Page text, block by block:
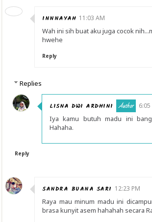
INNNAYAH 11:03 AM
Wah ini sih buat aku juga cocok
hwehe
Reply
Replies
LISNA DWI ARDHINI 6:05
Iya kamu butuh madu ini
Hahaha.
Reply
SANDRA BUANA SARI 12:23 PM
Raya mau minum madu ini
brasa kunyit asem hahahah secara